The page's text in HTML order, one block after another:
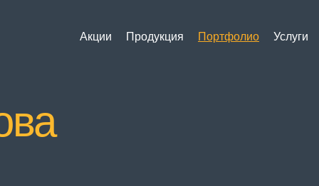
Акции Продукция Портфолио Услуги